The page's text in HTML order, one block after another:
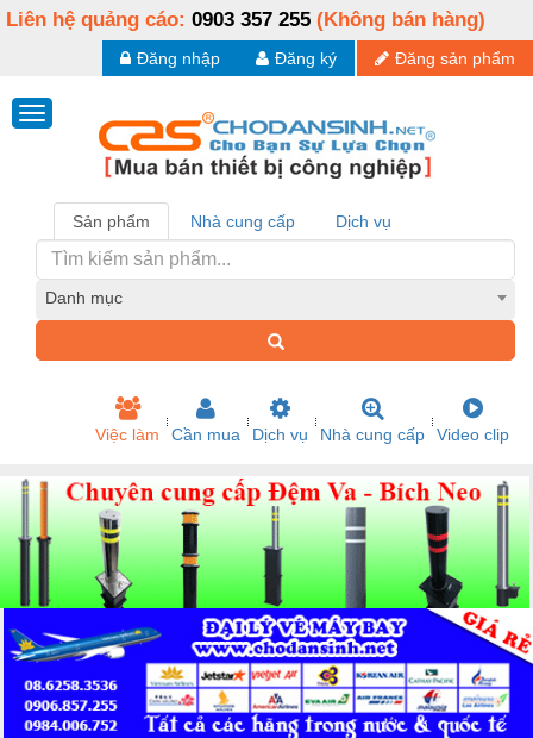
Liên hệ quảng cáo: 0903 357 255 (Không bán hàng)
Đăng sản phẩm
Đăng ký
Đăng nhập
Sản phẩm Nhà cung cấp Dịch vụ
Danh mục
Việc làm Cần mua Dịch vụ Nhà cung cấp Video clip